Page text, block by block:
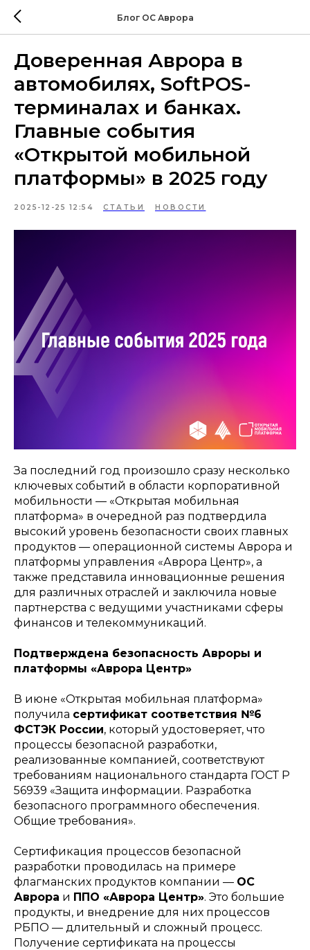
Блог ОС Аврора
Доверенная Аврора в
автомобилях, SoftPOS-
терминалах и банках.
Главные события
«Открытой мобильной
платформы» в 2025 году
2025-12-25 12:54 СТАТЬИ НОВОСТИ
За последний год произошло сразу несколько
ключевых событий в области корпоративной
мобильности — «Открытая мобильная
платформа» в очередной раз подтвердила
высокий уровень безопасности своих главных
продуктов — операционной системы Аврора и
платформы управления «Аврора Центр», а
также представила инновационные решения
для различных отраслей и заключила новые
партнерства с ведущими участниками сферы
финансов и телекоммуникаций.
Подтверждена безопасность Авроры и
платформы «Аврора Центр»
В июне «Открытая мобильная платформа»
получила сертификат соответствия №6
ФСТЭК России, который удостоверяет, что
процессы безопасной разработки,
реализованные компанией, соответствуют
требованиям национального стандарта ГОСТ Р
56939 «Защита информации. Разработка
безопасного программного обеспечения.
Общие требования».
Сертификация процессов безопасной
разработки проводилась на примере
флагманских продуктов компании — ОС
Аврора и ППО «Аврора Центр». Это большие
продукты, и внедрение для них процессов
РБПО — длительный и сложный процесс.
Получение сертификата на процессы